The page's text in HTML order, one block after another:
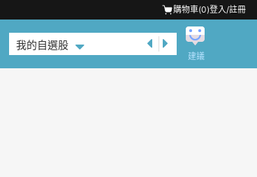
購物車(0)登入/註冊
我的自選股
建議